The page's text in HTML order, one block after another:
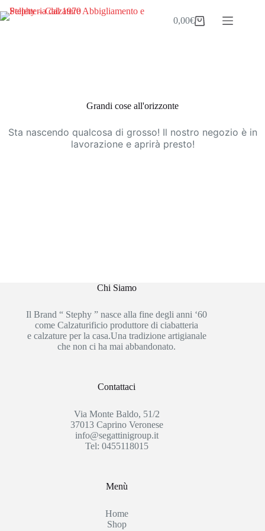
al
Carrello
0,00€
Grandi cose all'orizzonte
Sta nascendo qualcosa di grosso! Il nostro negozio è in
lavorazione e aprirà presto!
Chi Siamo
Il Brand “ Stephy ” nasce alla fine degli anni ‘60
come Calzaturificio produttore di ciabatteria
e calzature per la casa.Una tradizione artigianale
che non ci ha mai abbandonato.
Contattaci
Via Monte Baldo, 51/2
37013 Caprino Veronese
info@segattinigroup.it
Tel: 0455118015
Menù
Home
Shop